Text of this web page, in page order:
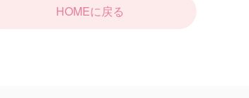
HOMEに戻る